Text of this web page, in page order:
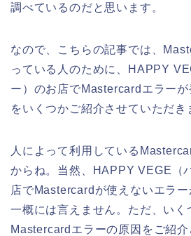
調べているのだと思います。
なので、こちらの記事では、
っている人のために、HAPPY
ー）のお店でMastercardエラー
をいくつかご紹介させていただき
人によって利用している
からね。当然、HAPPY VEGE（
店でMastercardが使えないエラー
一概には言えません。ただ、いく
Mastercardエラーの原因をご紹